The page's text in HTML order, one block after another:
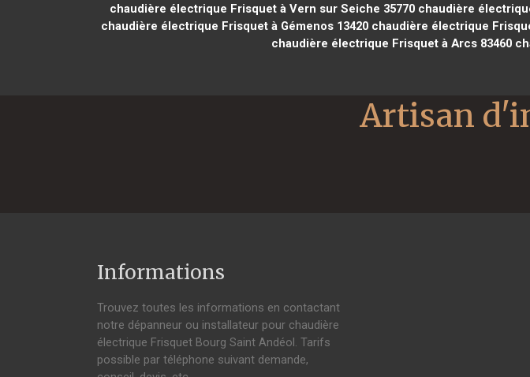
chaudière électrique Frisquet à Vern sur Seiche 35770chaudière
chaudière électrique Frisquet à Gémenos 13420chaudière électrique
chaudière électrique Frisquet à Arcs 83460
Informations
Trouvez toutes les informations en contactant
notre dépanneur ou installateur pour chaudière
électrique Frisquet Bourg Saint Andéol. Tarifs
possible par téléphone suivant demande,
Artisan